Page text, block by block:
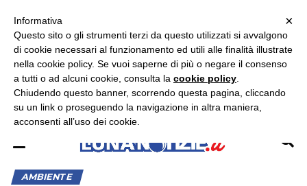
ASCOLTA RADIO LUNA
AMBIENTE
×
×
Informativa
Questo sito o gli strumenti terzi da questo utilizzati si avvalgono
di cookie necessari al funzionamento ed utili alle finalità illustrate
nella cookie policy. Se vuoi saperne di più o negare il consenso
a tutti o ad alcuni cookie, consulta la cookie policy
Chiudendo questo banner, scorrendo questa pagina, cliccando
su un link o proseguendo la navigazione in altra maniera,
acconsenti all’uso dei cookie.